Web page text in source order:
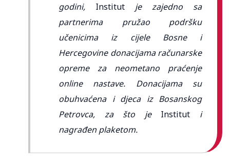
godini, Institut je zajedno sa
partnerima pružao podršku
učenicima iz cijele Bosne i
Hercegovine donacijama računarske
opreme za neometano praćenje
online nastave. Donacijama su
obuhvaćena i djeca iz Bosanskog
Petrovca, za što je Institut i
nagrađen plaketom.